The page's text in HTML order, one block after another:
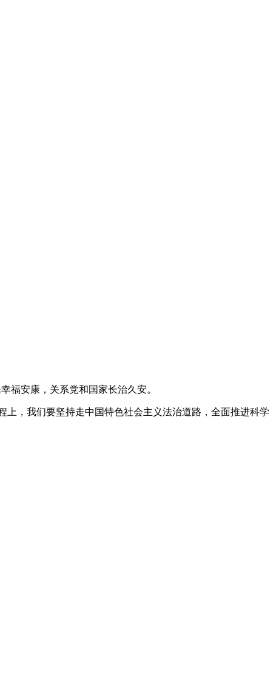
福安康，关系党和国家长治久安。
，我们要坚持走中国特色社会主义法治道路，全面推进科学